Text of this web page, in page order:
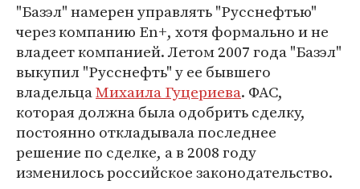
"Базэл" намерен управлять "Русснефтью"
через компанию En+, хотя формально и не
владеет компанией. Летом 2007 года "Базэл"
выкупил "Русснефть" у ее бывшего
владельцаМихаила Гуцериева. ФАС,
которая должна была одобрить сделку,
постоянно откладывала последнее
решение по сделке, а в 2008 году
изменилось российское законодательство.